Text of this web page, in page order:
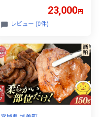
肉 BBQ バーベキュー やく
らい 食べ比べ 冷凍 おつま
23,000円
レビュー (0件)